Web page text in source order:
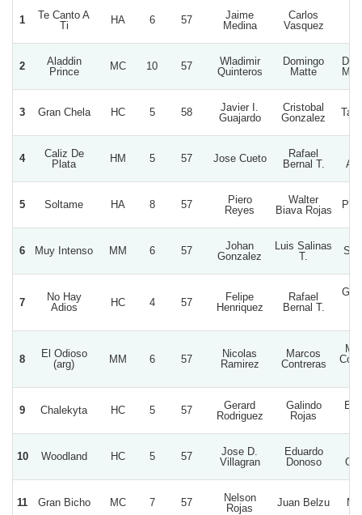
1
Te Canto A
Ti
HA 6 57
Jaime
Medina
Carlos
Vasquez
2
Aladdin
Prince
MC 10 57
Wladimir
Quinteros
Domingo
Matte
3 Gran Chela HC 5 58
Javier I.
Guajardo
Cristobal
Gonzalez
4
Caliz De
Plata
HM 5 57 Jose Cueto
Rafael
Bernal T.
5 Soltame HA 8 57
Piero
Reyes
Walter
Biava Rojas
6 Muy Intenso MM 6 57
Johan
Gonzalez
Luis Salinas
T.
7
No Hay
Adios
HC 4 57
Felipe
Henriquez
Rafael
Bernal T.
8
El Odioso
(arg)
MM 6 57
Nicolas
Ramirez
Marcos
Contreras
9 Chalekyta HC 5 57
Gerard
Rodriguez
Galindo
Rojas
El
10 Woodland HC 5 57
Jose D.
Villagran
Eduardo
Donoso
11 Gran Bicho MC 7 57
Nelson
Rojas
Juan Belzu